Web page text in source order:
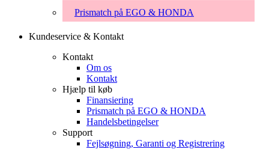
Prismatch på EGO & HONDA
Kundeservice & Kontakt
Kontakt
Om os
Kontakt
Hjælp til køb
Finansiering
Prismatch på EGO & HONDA
Handelsbetingelser
Support
Fejlsøgning, Garanti og Registrering